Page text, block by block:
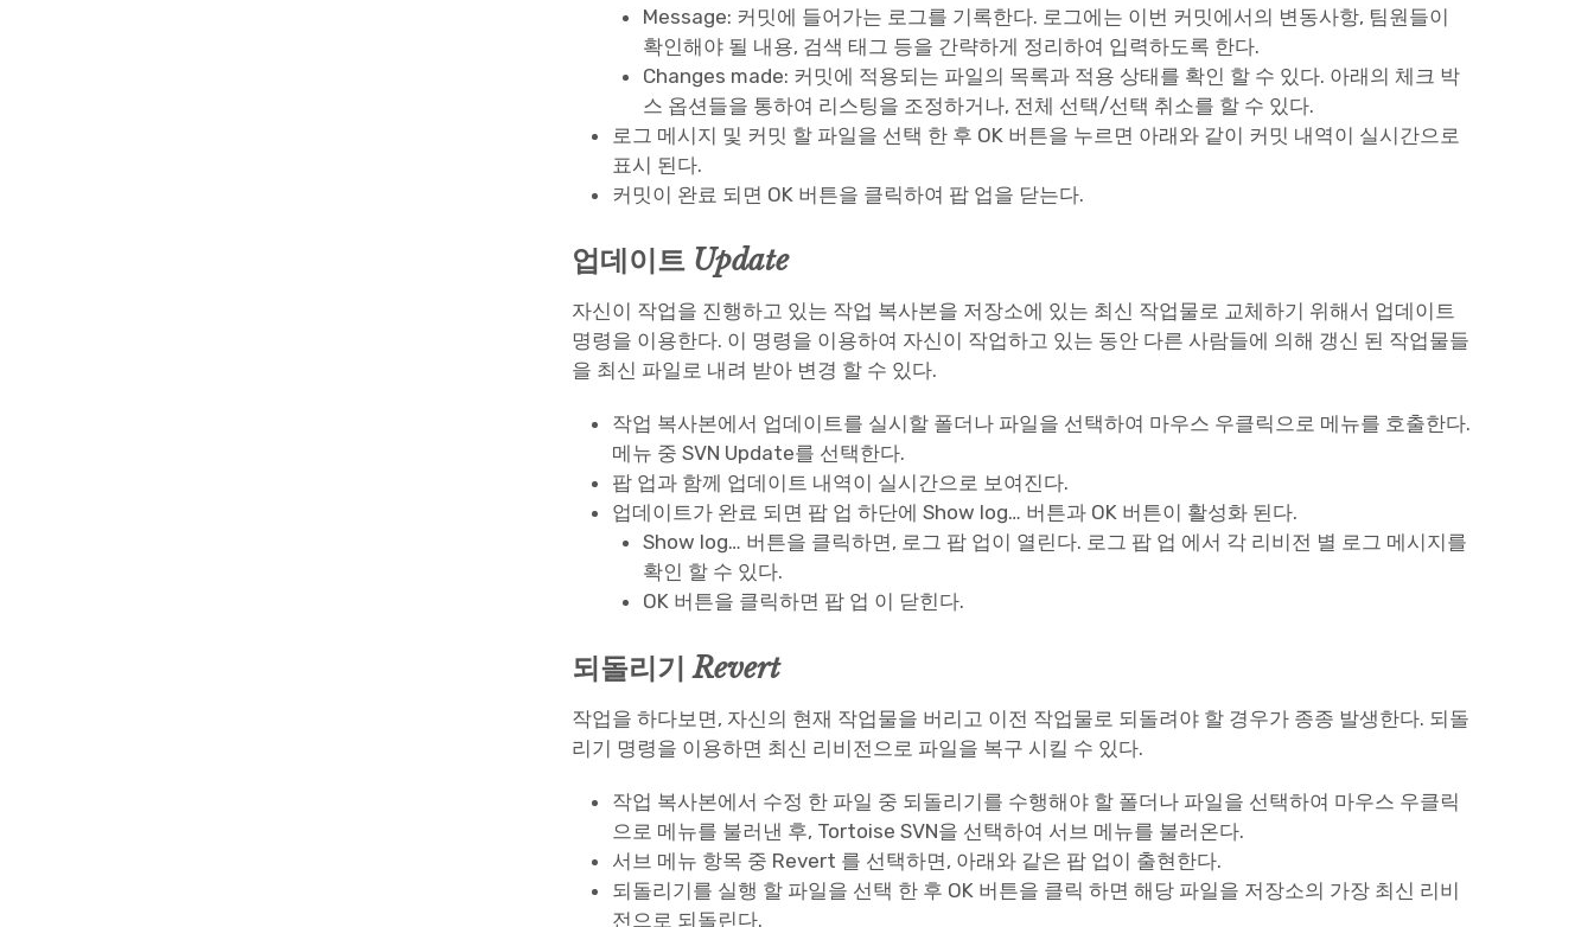
Message: 커밋에 들어가는 로그를 기록한다. 로그에는 이번 커밋에서의 변동사항, 팀원들이
확인해야 될 내용, 검색 태그 등을 간략하게 정리하여 입력하도록 한다.
Changes made: 커밋에 적용되는 파일의 목록과 적용 상태를 확인 할 수 있다. 아래의 체크 박
스 옵션들을 통하여 리스팅을 조정하거나, 전체 선택/선택 취소를 할 수 있다.
로그 메시지 및 커밋 할 파일을 선택 한 후 OK 버튼을 누르면 아래와 같이 커밋 내역이 실시간으로
표시 된다.
커밋이 완료 되면 OK 버튼을 클릭하여 팝 업을 닫는다.
업데이트 Update
자신이 작업을 진행하고 있는 작업 복사본을 저장소에 있는 최신 작업물로 교체하기 위해서 업데이트
명령을 이용한다. 이 명령을 이용하여 자신이 작업하고 있는 동안 다른 사람들에 의해 갱신 된 작업물들
을 최신 파일로 내려 받아 변경 할 수 있다.
작업 복사본에서 업데이트를 실시할 폴더나 파일을 선택하여 마우스 우클릭으로 메뉴를 호출한다.
메뉴 중 SVN Update를 선택한다.
팝 업과 함께 업데이트 내역이 실시간으로 보여진다.
업데이트가 완료 되면 팝 업 하단에 Show log… 버튼과 OK 버튼이 활성화 된다.
Show log… 버튼을 클릭하면, 로그 팝 업이 열린다. 로그 팝 업 에서 각 리비전 별 로그 메시지를
확인 할 수 있다.
OK 버튼을 클릭하면 팝 업 이 닫힌다.
되돌리기Revert
작업을 하다보면, 자신의 현재 작업물을 버리고 이전 작업물로 되돌려야 할 경우가 종종 발생한다. 되돌
리기 명령을 이용하면 최신 리비전으로 파일을 복구 시킬 수 있다.
작업 복사본에서 수정 한 파일 중 되돌리기를 수행해야 할 폴더나 파일을 선택하여 마우스 우클릭
으로 메뉴를 불러낸 후, Tortoise SVN을 선택하여 서브 메뉴를 불러온다.
서브 메뉴 항목 중 Revert 를 선택하면, 아래와 같은 팝 업이 출현한다.
되돌리기를 실행 할 파일을 선택 한 후 OK 버튼을 클릭 하면 해당 파일을 저장소의 가장 최신 리비
전으로 되돌린다.